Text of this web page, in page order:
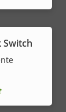
Switch